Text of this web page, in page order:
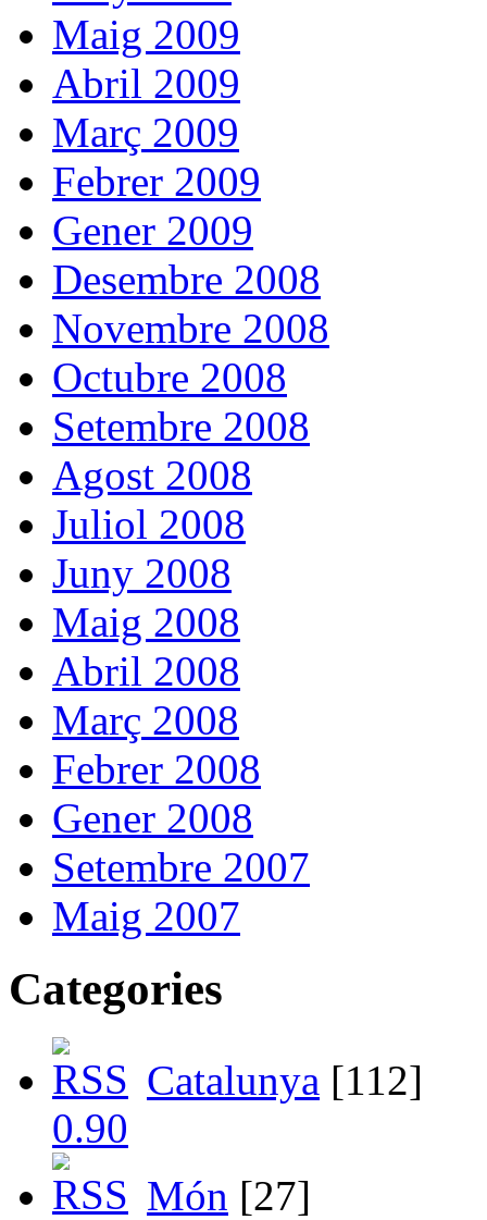
Maig 2009
Abril 2009
Març 2009
Febrer 2009
Gener 2009
Desembre 2008
Novembre 2008
Octubre 2008
Setembre 2008
Agost 2008
Juliol 2008
Juny 2008
Maig 2008
Abril 2008
Març 2008
Febrer 2008
Gener 2008
Setembre 2007
Maig 2007
Categories
Catalunya [112]
Món [27]